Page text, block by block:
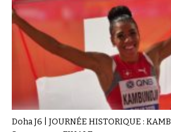
Doha J6 | JOURNÉE HISTORIQUE :